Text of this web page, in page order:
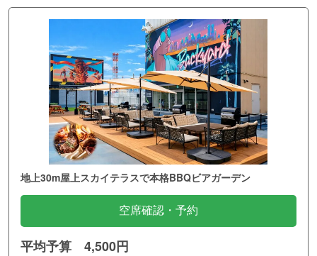
地上30m屋上スカイテラスで本格BBQビアガーデン
空席確認・予約
平均予算 4,500円